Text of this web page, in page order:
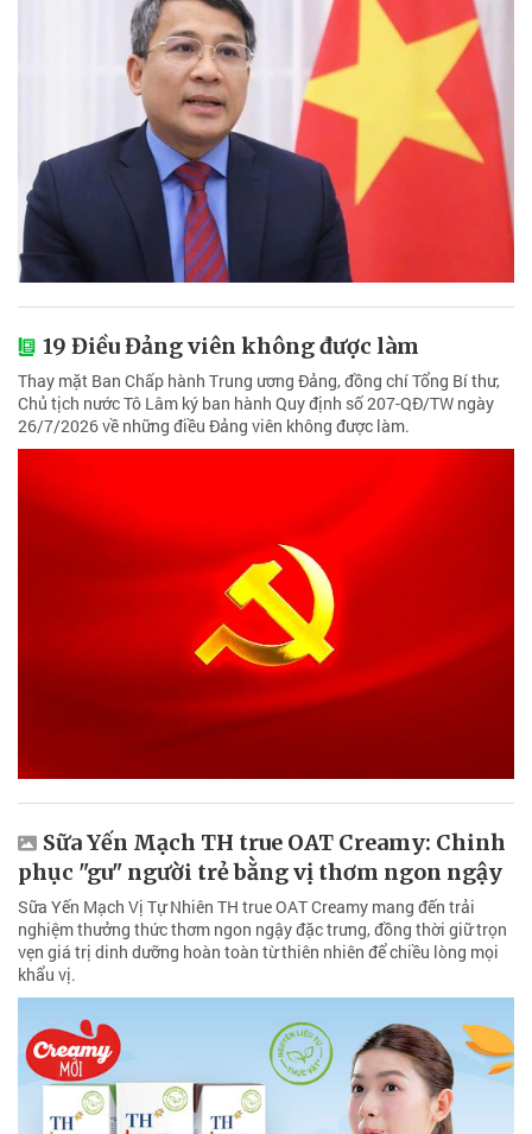
19 Điều Đảng viên không được làm
Thay mặt Ban Chấp hành Trung ương Đảng, đồng chí Tổng Bí thư,
Chủ tịch nước Tô Lâm ký ban hành Quy định số 207-QĐ/TW ngày
26/7/2026 về những điều Đảng viên không được làm.
Sữa Yến Mạch TH true OAT Creamy: Chinh
phục "gu" người trẻ bằng vị thơm ngon ngậy
Sữa Yến Mạch Vị Tự Nhiên TH true OAT Creamy mang đến trải
nghiệm thưởng thức thơm ngon ngậy đặc trưng, đồng thời giữ trọn
vẹn giá trị dinh dưỡng hoàn toàn từ thiên nhiên để chiều lòng mọi
khẩu vị.